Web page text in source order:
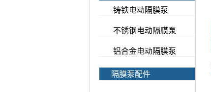
铸铁电动隔膜泵
不锈钢电动隔膜泵
铝合金电动隔膜泵
隔膜泵配件